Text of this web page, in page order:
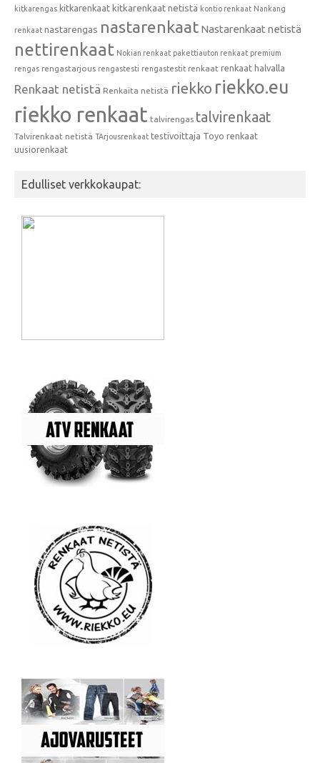
kitkarengas kitkarenkaat kitkarenkaat netistä kontio renkaat Nankang
renkaat nastarengas nastarenkaat Nastarenkaat netistä
nettirenkaat Nokian renkaat pakettiauton renkaat premium
rengas rengastarjous rengastesti rengastestit renkaat renkaat halvalla
Renkaat netistä Renkaita netistä riekko riekko.eu
riekko renkaat talvirengas talvirenkaat
Talvirenkaat netistä TArjousrenkaat testivoittaja Toyo renkaat
uusiorenkaat
Edulliset verkkokaupat: